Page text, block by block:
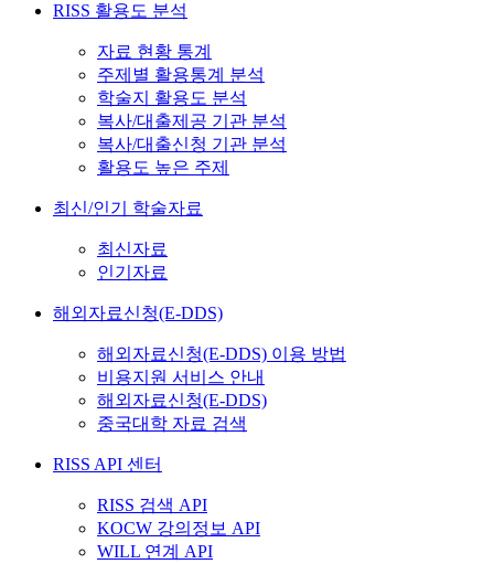
RISS 활용도 분석
자료 현황 통계
주제별 활용통계 분석
학술지 활용도 분석
복사/대출제공 기관 분석
복사/대출신청 기관 분석
활용도 높은 주제
최신/인기 학술자료
최신자료
인기자료
해외자료신청(E-DDS)
해외자료신청(E-DDS) 이용 방법
비용지원 서비스 안내
해외자료신청(E-DDS)
중국대학 자료 검색
RISS API 센터
RISS 검색 API
KOCW 강의정보 API
WILL 연계 API